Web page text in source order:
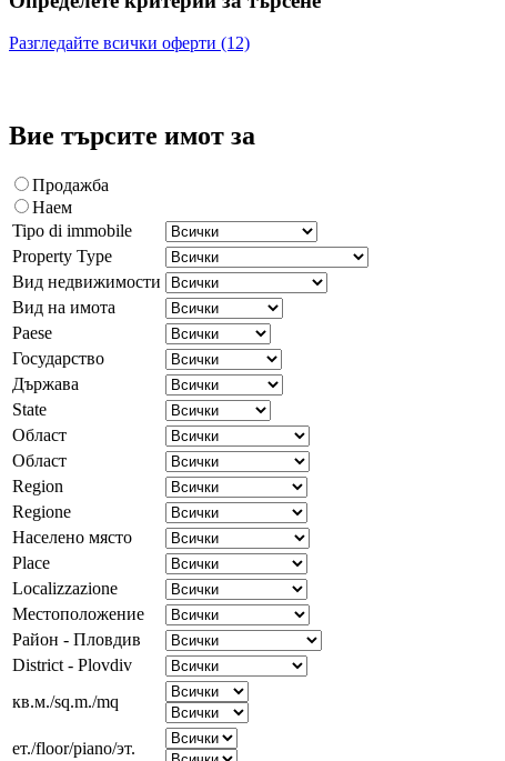
Разгледайте всички оферти (12)
Вие търсите имот за
Продажба
Наем
Tipo di immobile
Property Type
Вид недвижимости
Вид на имота
Paese
Государство
Държава
State
Област
Област
Region
Regione
Населено място
Place
Localizzazione
Местоположение
Район - Пловдив
District - Plovdiv
кв.м./sq.m./mq
ет./floor/piano/эт.